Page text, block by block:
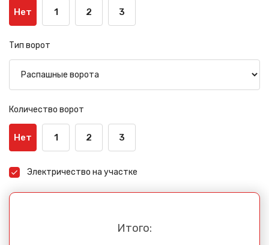
Нет 1 2 3
Тип ворот
Количество ворот
Нет 1 2 3
Электричество на участке
Итого: